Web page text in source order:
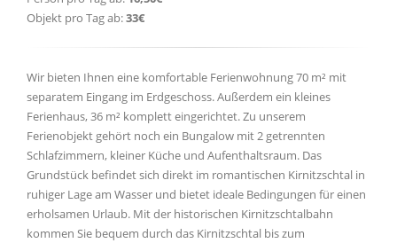
Objekt pro Tag ab:33€
Wir bieten Ihnen eine komfortable Ferienwohnung 70 m² mit
separatem Eingang im Erdgeschoss. Außerdem ein kleines
Ferienhaus, 36 m² komplett eingerichtet. Zu unserem
Ferienobjekt gehört noch ein Bungalow mit 2 getrennten
Schlafzimmern, kleiner Küche und Aufenthaltsraum. Das
Grundstück befindet sich direkt im romantischen Kirnitzschtal in
ruhiger Lage am Wasser und bietet ideale Bedingungen für einen
erholsamen Urlaub. Mit der historischen Kirnitzschtalbahn
kommen Sie bequem durch das Kirnitzschtal bis zum